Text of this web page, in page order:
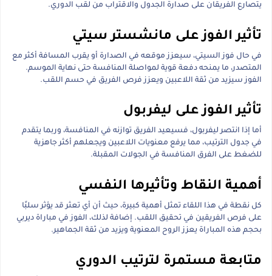
يتصارع الفريقان على صدارة الجدول والاقتراب من لقب الدوري.
تأثير الفوز على مانشستر سيتي
في حال فوز السيتي، سيعزز موقعه في الصدارة أو يقرب المسافة أكثر مع
المتصدر، ما يمنحه دفعة قوية لمواصلة المنافسة حتى نهاية الموسم.
الفوز سيزيد من ثقة اللاعبين ويعزز فرص الفريق في حسم اللقب.
تأثير الفوز على ليفربول
أما إذا انتصر ليفربول، فسيعيد الفريق توازنه في المنافسة، وربما يتقدم
في جدول الترتيب، مما يرفع معنويات اللاعبين ويجعلهم أكثر جاهزية
للضغط على الفرق المنافسة في الجولات المقبلة.
أهمية النقاط وتأثيرها النفسي
كل نقطة في هذا اللقاء تمثل أهمية كبيرة، حيث أن أي تعثر قد يؤثر سلبًا
على فرص الفريقين في تحقيق اللقب. إضافة لذلك، الفوز في مباراة ديربي
بحجم هذه المباراة يعزز الروح المعنوية ويزيد من ثقة الجماهير.
متابعة مستمرة لترتيب الدوري